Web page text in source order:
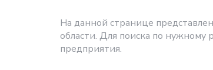
На данной странице
области. Для поиска по нужному
предприятия.